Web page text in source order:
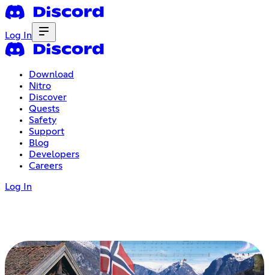
Log In
Download
Nitro
Discover
Quests
Safety
Support
Blog
Developers
Careers
Log In